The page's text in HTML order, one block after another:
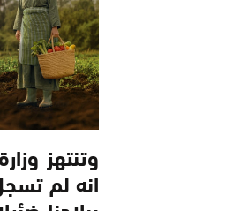
وتنتهز
انه لم